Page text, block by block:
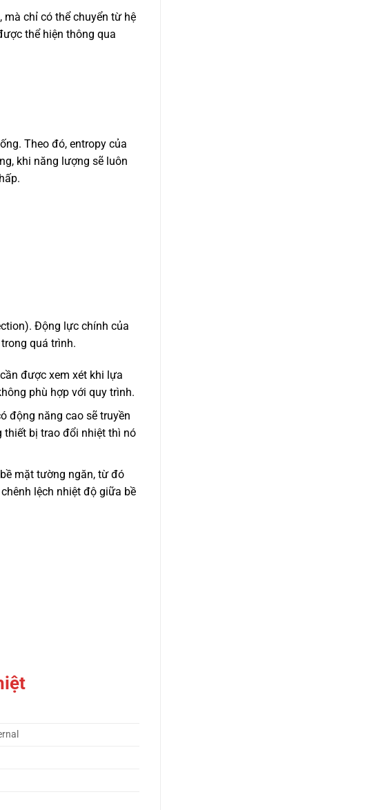
chỉ có thể chuyển từ hệ
thể hiện thông qua
Theo đó, entropy của
khi năng lượng sẽ luôn
Động lực chính của
quá trình.
được xem xét khi lựa
phù hợp với quy trình.
động năng cao sẽ truyền
thiết bị trao đổi nhiệt thì nó
mặt tường ngăn, từ đó
lệch nhiệt độ giữa bề